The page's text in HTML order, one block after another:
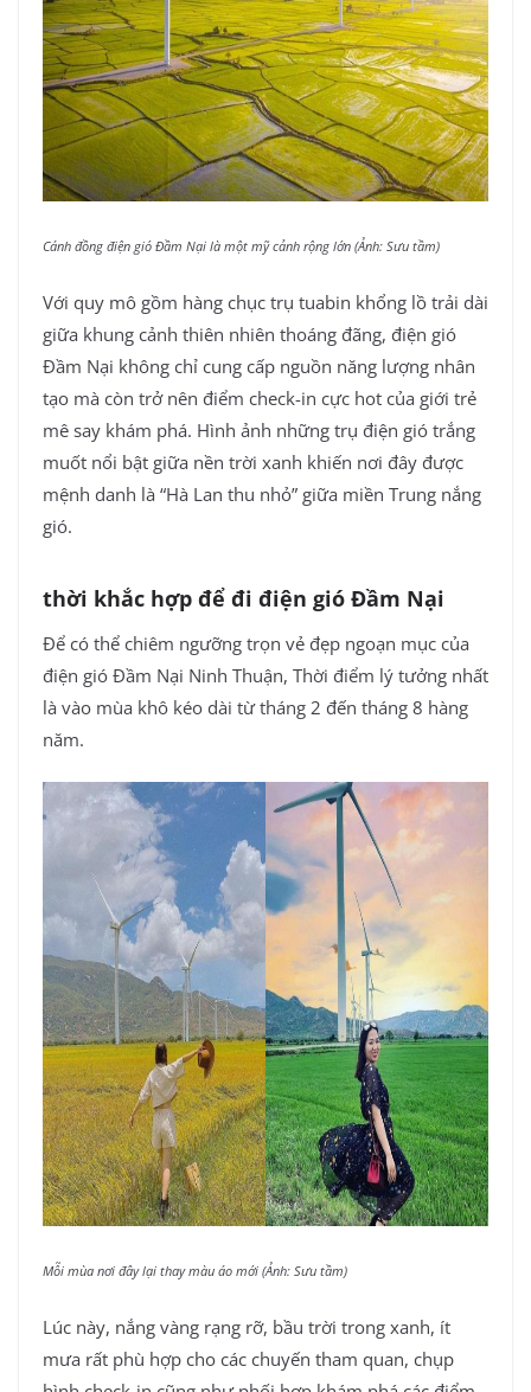
Cánh đồng điện gió Đầm Nại là một mỹ cảnh rộng lớn (Ảnh: Sưu tầm)
Với quy mô gồm hàng chục trụ tuabin khổng lồ trải dài
giữa khung cảnh thiên nhiên thoáng đãng, điện gió
Đầm Nại không chỉ cung cấp nguồn năng lượng nhân
tạo mà còn trở nên điểm check-in cực hot của giới trẻ
mê say khám phá. Hình ảnh những trụ điện gió trắng
muốt nổi bật giữa nền trời xanh khiến nơi đây được
mệnh danh là “Hà Lan thu nhỏ” giữa miền Trung nắng
gió.
thời khắc hợp để đi điện gió Đầm Nại
Để có thể chiêm ngưỡng trọn vẻ đẹp ngoạn mục của
điện gió Đầm Nại Ninh Thuận, Thời điểm lý tưởng nhất
là vào mùa khô kéo dài từ tháng 2 đến tháng 8 hàng
năm.
Mỗi mùa nơi đây lại thay màu áo mới (Ảnh: Sưu tầm)
Lúc này, nắng vàng rạng rỡ, bầu trời trong xanh, ít
mưa rất phù hợp cho các chuyến tham quan, chụp